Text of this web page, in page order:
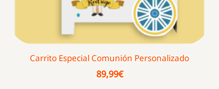
Carrito Especial Comunión Personalizado
89,99€